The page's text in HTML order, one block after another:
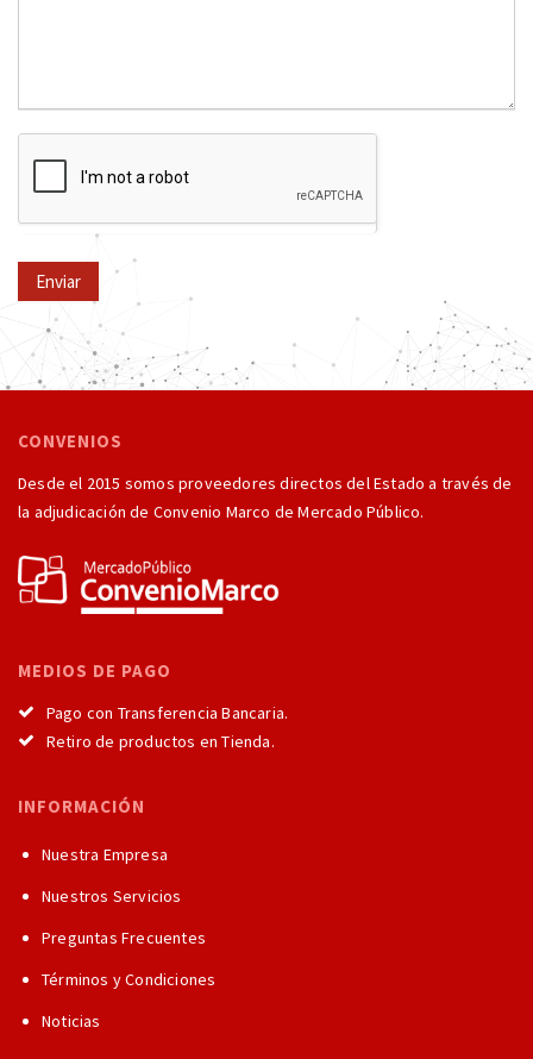
Enviar
CONVENIOS
Desde el 2015 somos proveedores directos del Estado a través de
la adjudicación de Convenio Marco de Mercado Público.
MEDIOS DE PAGO
Pago con Transferencia Bancaria.
Retiro de productos en Tienda.
INFORMACIÓN
Nuestra Empresa
Nuestros Servicios
Preguntas Frecuentes
Términos y Condiciones
Noticias